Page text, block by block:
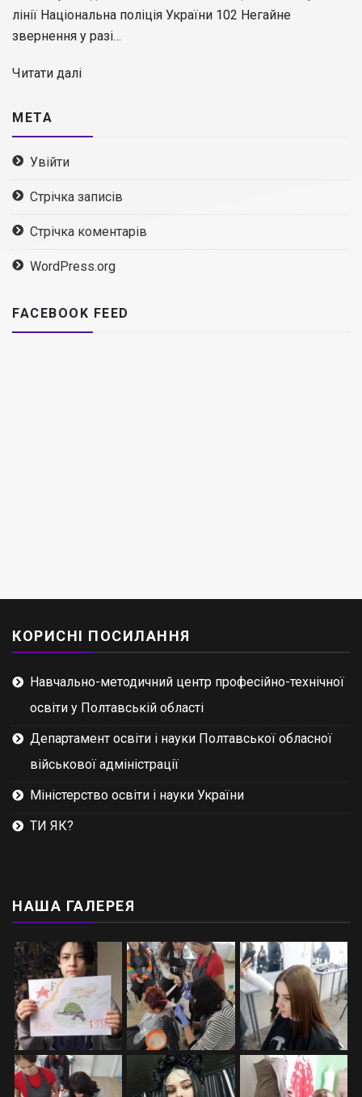
лінії Національна поліція України 102 Негайне
звернення у разі…
Читати далі
МЕТА
Увійти
Стрічка записів
Стрічка коментарів
WordPress.org
FACEBOOK FEED
КОРИСНІ ПОСИЛАННЯ
Навчально-методичний центр професійно-технічної
освіти у Полтавській області
Департамент освіти і науки Полтавської обласної
військової адміністрації
Міністерство освіти і науки України
ТИ ЯК?
НАША ГАЛЕРЕЯ